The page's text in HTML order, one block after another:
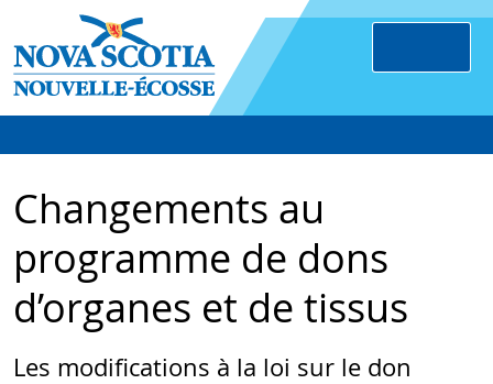
Changements au
programme de dons
d’organes et de tissus
Les modifications à la loi sur le don